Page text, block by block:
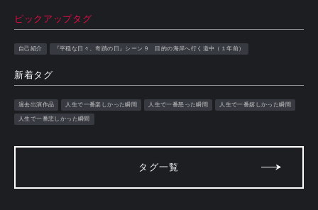
ピックアップタグ
自己紹介 『平穏な日々、奇蹟の日』シーン９ 目的の海岸へ行く道中（１年前）
新着タグ
過去出演作品 人生で一番楽しかった瞬間 人生で一番怒った瞬間 人生で一番嬉しかった瞬間
人生で一番悲しかった瞬間
タグ一覧